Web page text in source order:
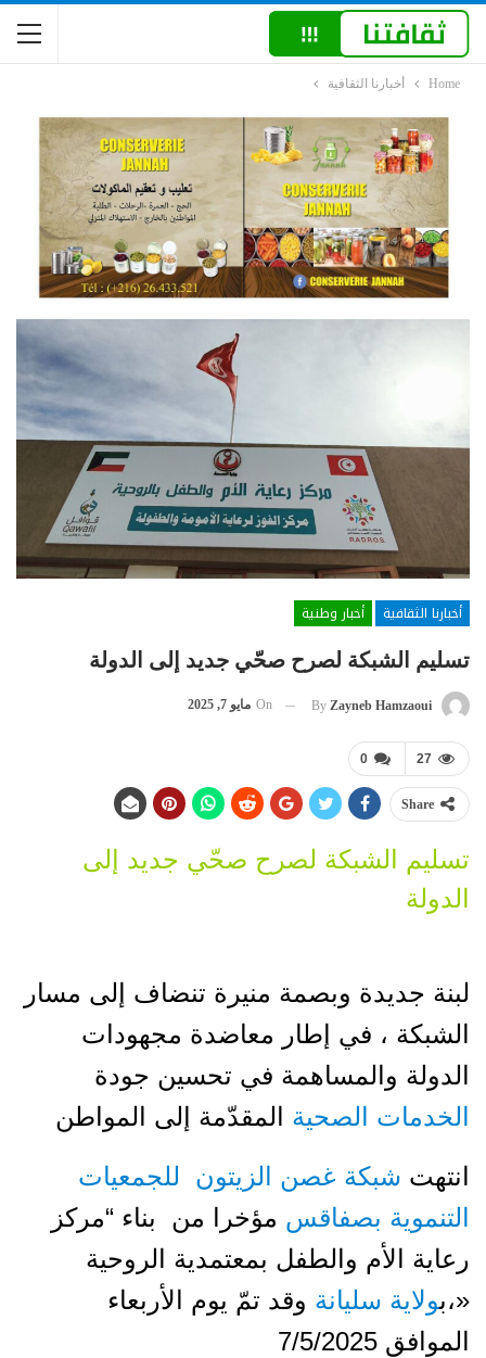
Home أخبارنا الثقافية
أخبارنا الثقافية
أخبار وطنية
تسليم الشبكة لصرح صحّي جديد إلى الدولة
By Zayneb Hamzaoui
On مايو 7, 2025
0 27
Share
تسليم الشبكة لصرح صحّي جديد إلى
الدولة
لبنة جديدة وبصمة منيرة تنضاف إلى مسار
الشبكة ، في إطار معاضدة مجهودات
الدولة والمساهمة في تحسين جودة
الخدمات الصحية المقدّمة إلى المواطن
انتهت شبكة غصن الزيتون للجمعيات
التنموية بصفاقس مؤخرا من بناء “مركز
رعاية الأم والطفل بمعتمدية الروحية
«،بولاية سليانة وقد تمّ يوم الأربعاء
الموافق 7/5/2025